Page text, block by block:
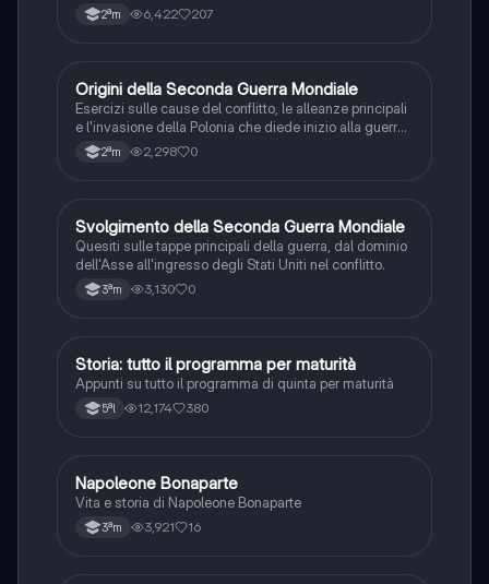
2ªm 6,422 207
OStoria
Origini della Seconda Guerra Mondiale
Esercizi sulle cause del conflitto, le alleanze principali
e l'invasione della Polonia che diede inizio alla guerra
mondiale.
2ªm 2,298 0
SStoria
Svolgimento della Seconda Guerra Mondiale
Quesiti sulle tappe principali della guerra, dal dominio
dell'Asse all'ingresso degli Stati Uniti nel conflitto.
3ªm 3,130 0
Storia
Storia: tutto il programma per maturità
Appunti su tutto il programma di quinta per maturità
5ªl 12,174 380
NStoria
Napoleone Bonaparte
Vita e storia di Napoleone Bonaparte
3ªm 3,921 16